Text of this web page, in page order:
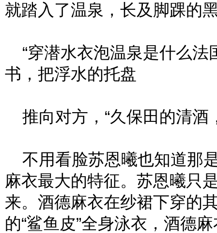
就踏入了温泉，长及脚踝的
“穿潜水衣泡温泉是什么法
书，把浮水的托盘
推向对方，“久保田的清酒
不用看脸苏恩曦也知道那
麻衣最大的特征。苏恩曦只
来。酒德麻衣在纱裙下穿的
的“鲨鱼皮”全身泳衣，酒德